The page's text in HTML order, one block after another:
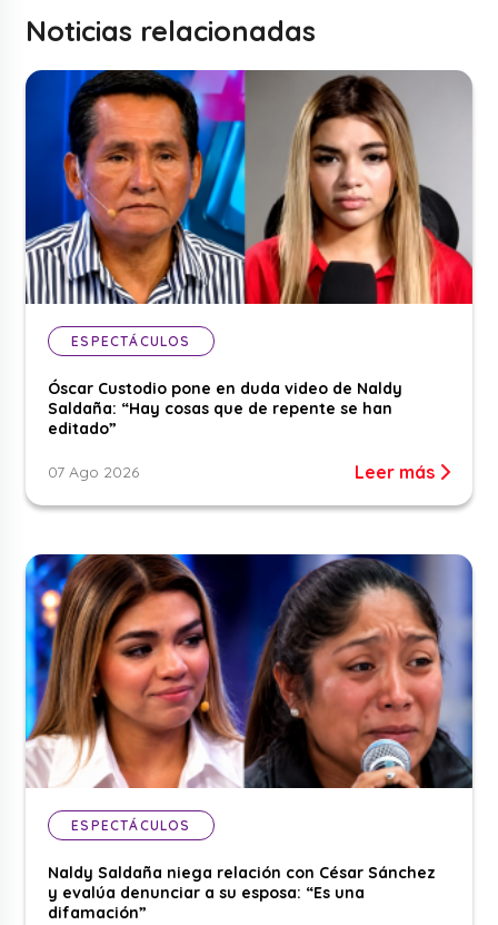
Noticias relacionadas
ESPECTÁCULOS
Óscar Custodio pone en duda video de Naldy
Saldaña: “Hay cosas que de repente se han
editado”
07 Ago 2026 Leer más
ESPECTÁCULOS
Naldy Saldaña niega relación con César Sánchez
y evalúa denunciar a su esposa: “Es una
difamación”